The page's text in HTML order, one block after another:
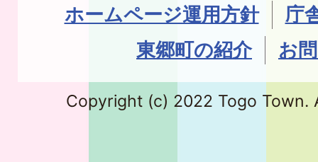
ホームページ運用方針
庁
東郷町の紹介
お
Copyright (c) 2022 Togo Town.